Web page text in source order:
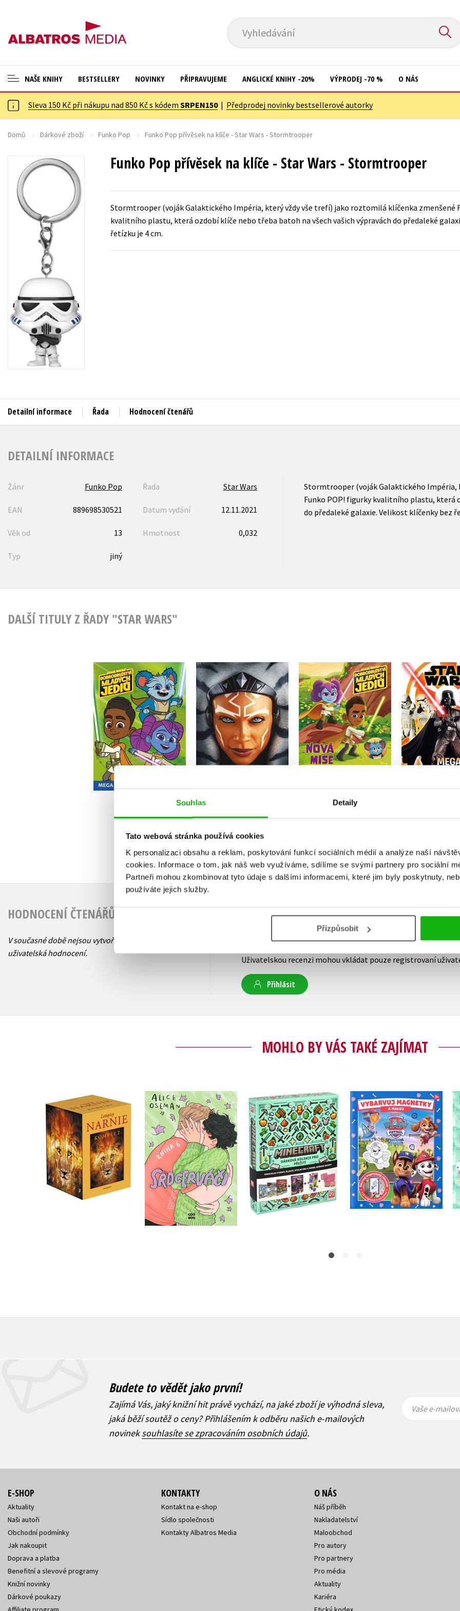
Souhlas Detaily
Tato webová stránka používá cookies
K personalizaci obsahu a reklam, poskytování funkcí sociálních médií a analýze naší
cookies. Informace o tom, jak náš web využíváme, sdílíme se svými partnery pro sociální
Partneři mohou zkombinovat tyto údaje s dalšími informacemi, které jim byly poskytnuty,
používáte jejich služby.
Přizpůsobit
Vyhledávání
NAŠE KNIHY
ANGLICKÉ KNIHY -20 %
VÝPRODEJ -70 %
ASTERIX S DÁRKEM
🎁DÁRKOVÉ PUBLIKACE
✉️ DÁRKOVÉ POUKAZY
Auto - moto
Beletrie pro děti
Beletrie pro dospělé
Byznys a ekonomie
Cestování
Dárkové publikace
Digitální fotografie
Esoterika a duchovní svět
Historie a military
Hobby
Jazyky
Kuchařky
New Adult
Poezie
Populárně - naučné pro děti
Učebnice
Umění a kultura
Výchova a pedagogika
Young adult (SK)
BESTSELLERY NOVINKY PŘIPRAVUJEME ANGLICKÉ KNIHY -20% VÝPRODEJ -70 % O NÁS
Sleva 150 Kč při nákupu nad 850 Kč s kódem SRPEN150| Předprodej novinky bestsellerové autorky
Domů Dárkové zboží Funko Pop Funko Pop přívěsek na klíče - Star Wars - Stormtrooper
Funko Pop přívěsek na klíče - Star Wars - Stormtrooper
Stormtrooper (voják Galaktického Impéria, který vždy vše trefí) jako roztomilá klíčenka zmenšené
kvalitního plastu, která ozdobí klíče nebo třeba batoh na všech vašich výpravách do předaleké
řetízku je 4 cm.
Detailní informace Řada Hodnocení čtenářů
DETAILNÍ INFORMACE
Žánr Funko Pop Řada Star Wars
EAN 889698530521 Datum vydání 12.11.2021
Věk od 13 Hmotnost 0,032
Typ jiný
Stormtrooper (voják Galaktického Impéria,
Funko POP! figurky kvalitního plastu, která
do předaleké galaxie. Velikost klíčenky bez
DALŠÍ TITULY Z ŘADY "STAR WARS"
Star Wars -
Dobrodružství mladých
Jediů - Mega
omalovánky a aktivity
Kolektiv
179 Kč
143 Kč
Star Wars - Ahsoka
S. T. Bende
Do košíku
Star Wars -
Dobrodružství mladých
Jediů - Nová mise
Kolektiv
Star Wars
HODNOCENÍ ČTENÁŘŮ
V současné době nejsou vytvořena žádná
uživatelská hodnocení.
Vaše hodnocení
Uživatelskou recenzi mohou vkládat pouze registrovaní
Přihlásit
MOHLO BY VÁS TAKÉ ZAJÍMAT
NARNIE – komplet
1.-7.díl – box
C. S. Lewis
Do košíku
Srdcerváči 6
Alice Oseman
Do košíku
549 Kč
439 Kč
Minecraft - Dárková
kolekce pro přežití
Kolektiv
Do košíku
479 Kč
Tlapková patrola -
Vybarvuj magnetky
Kolektiv
Do košíku
Budete to vědět jako první!
Zajímá Vás, jaký knižní hit právě vychází, na jaké zboží je výhodná sleva,
jaká běží soutěž o ceny? Přihlášením k odběru našich e-mailových
novineksouhlasíte se zpracováním osobních údajů.
mailová
mailová
Vaše e-
E-SHOP
Aktuality
Naši autoři
Obchodní podmínky
Jak nakoupit
Doprava a platba
Benefitní a slevové programy
Knižní novinky
Dárkové poukazy
KONTAKTY
Kontakt na e-shop
Sídlo společnosti
Kontakty Albatros Media
O NÁS
Náš příběh
Nakladatelství
Maloobchod
Pro autory
Pro partnery
Pro média
Aktuality
Kariéra